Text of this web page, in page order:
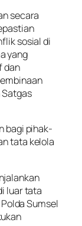
secara
sosial di
yang
dan
bagi pihak-
tata kelola
luar tata
Sumsel